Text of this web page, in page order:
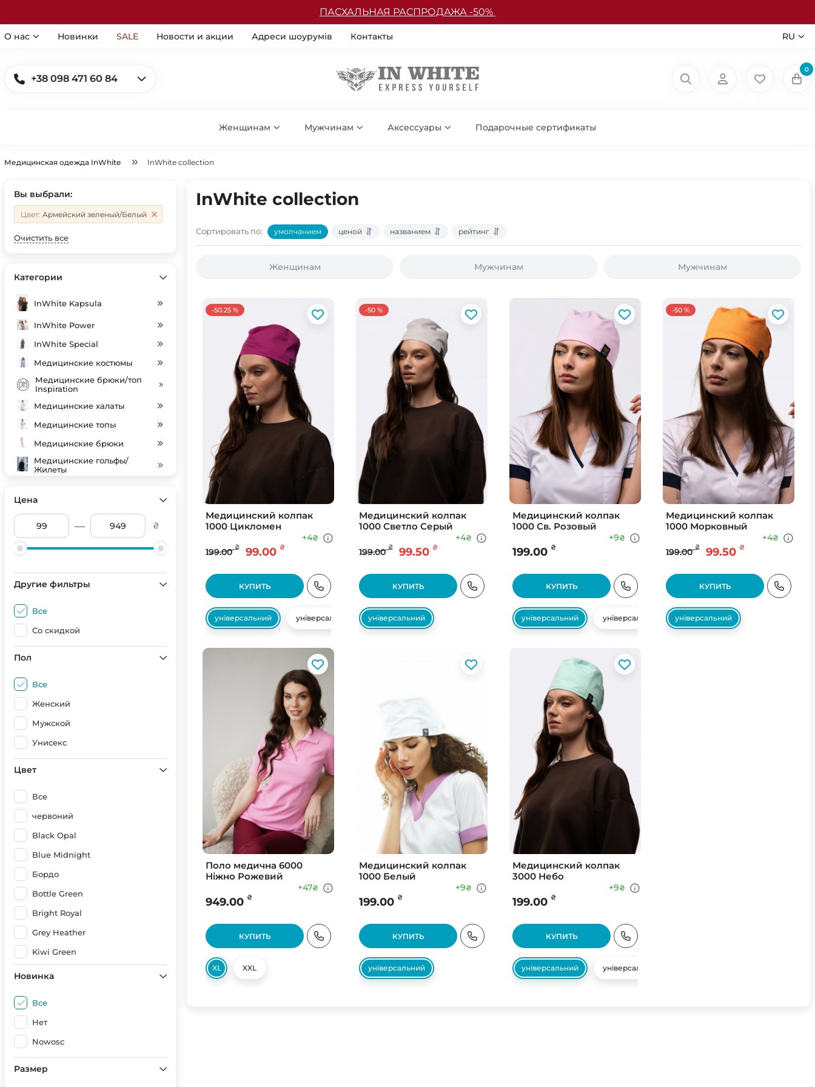
ПАСХАЛЬНАЯ РАСПРОДАЖА -50%
О нас Новинки SALE Новости и акции Адреси шоурумів Контакты RU
+38 098 471 60 84
0
Женщинам Мужчинам Аксессуары Подарочные сертификаты
Медицинская одежда InWhite InWhite collection
Вы выбрали:
Цвет: Армейский зеленый/Белый
Очистить все
Категории
InWhite Kapsula
InWhite Power
InWhite Special
Медицинские костюмы
Медицинские брюки/топ
Inspiration
Медицинские халаты
Медицинские топы
Медицинские брюки
Медицинские гольфы/
Жилеты
Медицинские колпаки
SALE
Цена
— ₴
Другие фильтры
Все
Со скидкой
Пол
Все
Женский
Мужской
Унисекс
Цвет
Все
червоний
Black Opal
Blue Midnight
Бордо
Bottle Green
Bright Royal
Grey Heather
Kiwi Green
Red
Новинка
Все
Нет
Nowosc
Размер
InWhite collection
Сортировать по: умолчанием ценой названием рейтинг
Женщинам Мужчинам Мужчинам
-50.25 %
Медицинский колпак
1000 Цикломен
199.00 ₴ 99.00 ₴
+4₴
КУПИТЬ
універсальний універсальний
-50 %
Медицинский колпак
1000 Светло Серый
199.00 ₴ 99.50 ₴
+4₴
КУПИТЬ
універсальний
Медицинский колпак
1000 Св. Розовый
199.00 ₴
+9₴
КУПИТЬ
універсальний універсальний
-50 %
Медицинский колпак
1000 Морковный
199.00 ₴ 99.50 ₴
+4₴
КУПИТЬ
універсальний
Поло медична 6000
Ніжно Рожевий
949.00 ₴
+47₴
КУПИТЬ
XL XXL
Медицинский колпак
1000 Белый
199.00 ₴
+9₴
КУПИТЬ
універсальний
Медицинский колпак
3000 Небо
199.00 ₴
+9₴
КУПИТЬ
універсальний універсальний